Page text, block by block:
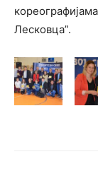
Лесковца”.